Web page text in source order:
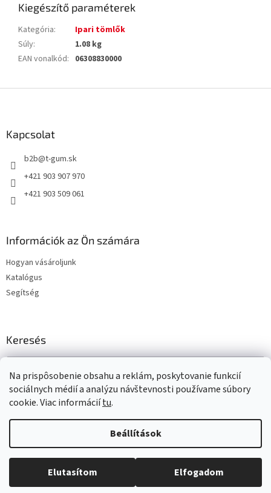
Na prispôsobenie obsahu a reklám, poskytovanie funkcií
sociálnych médií a analýzu návštevnosti používame súbory
cookie. Viac informáciítu.
Beállítások
Elutasítom Elfogadom
Kiegészítő paraméterek
Kategória:
Ipari tömlők
Súly:
1.08 kg
EAN vonalkód: 06308830000
Kapcsolat
b2b@t-gum.sk
+421 903 907 970
+421 903 509 061
Információk az Ön számára
Hogyan vásároljunk
Katalógus
Segítség
Keresés
KERESÉS
Copyright 2026www.t-gum.sk. Minden jog fenntartva.Süti
beállítások szerkesztése